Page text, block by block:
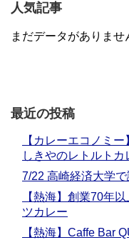
人気記事
まだデータがありませ
最近の投稿
【カレーエコノミ
しきやのレトルトカ
7/22 高崎経済大学で
【熱海】創業70年
ツカレー
【熱海】Caffe Bar